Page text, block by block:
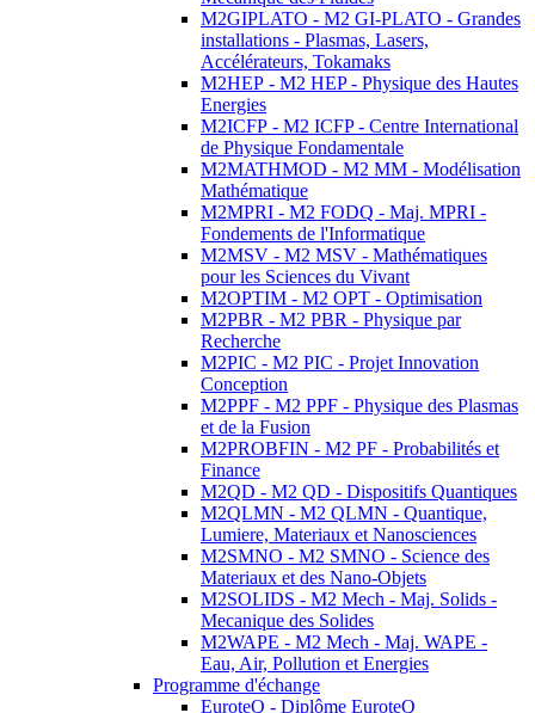
M2GIPLATO - M2 GI-PLATO - Grandes
installations - Plasmas, Lasers,
Accélérateurs, Tokamaks
M2HEP - M2 HEP - Physique des Hautes
Energies
M2ICFP - M2 ICFP - Centre International
de Physique Fondamentale
M2MATHMOD - M2 MM - Modélisation
Mathématique
M2MPRI - M2 FODQ - Maj. MPRI -
Fondements de l'Informatique
M2MSV - M2 MSV - Mathématiques
pour les Sciences du Vivant
M2OPTIM - M2 OPT - Optimisation
M2PBR - M2 PBR - Physique par
Recherche
M2PIC - M2 PIC - Projet Innovation
Conception
M2PPF - M2 PPF - Physique des Plasmas
et de la Fusion
M2PROBFIN - M2 PF - Probabilités et
Finance
M2QD - M2 QD - Dispositifs Quantiques
M2QLMN - M2 QLMN - Quantique,
Lumiere, Materiaux et Nanosciences
M2SMNO - M2 SMNO - Science des
Materiaux et des Nano-Objets
M2SOLIDS - M2 Mech - Maj. Solids -
Mecanique des Solides
M2WAPE - M2 Mech - Maj. WAPE -
Eau, Air, Pollution et Energies
Programme d'échange
EuroteQ - Diplôme EuroteQ